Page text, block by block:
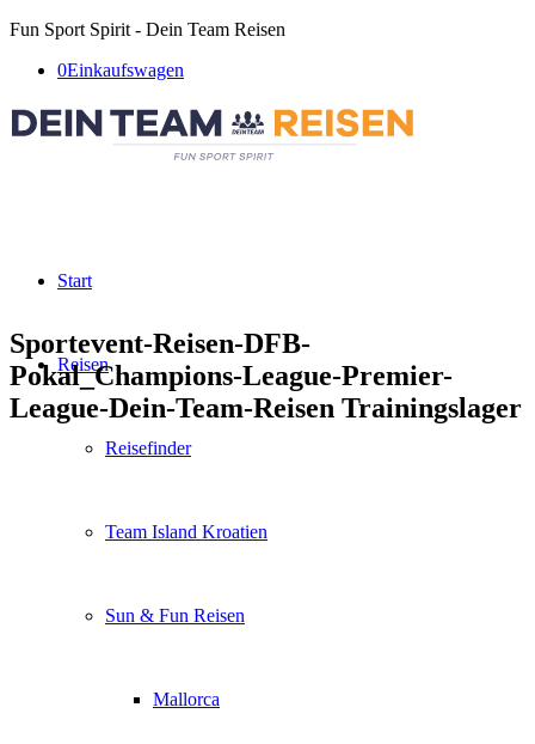
Fun Sport Spirit - Dein Team Reisen
0Einkaufswagen
Start
Reisen
Reisefinder
Team Island Kroatien
Sun & Fun Reisen
Mallorca
Sportevent-Reisen-DFB-
Pokal_Champions-League-Premier-
League-Dein-Team-Reisen Trainingslager